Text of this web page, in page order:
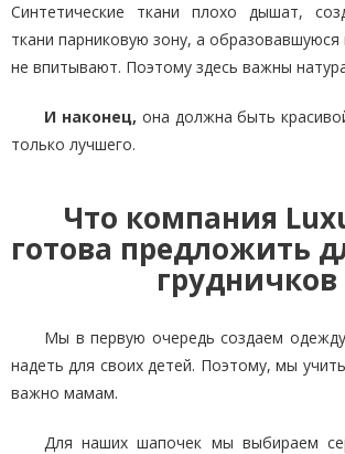
Синтетические ткани плохо дышат,
ткани парниковую зону, а образовавшуюся
не впитывают. Поэтому здесь важны
И наконец, она должна быть
только лучшего.
Что компания
готова предложить
грудничков
Мы в первую очередь создаем
надеть для своих детей. Поэтому, мы
важно мамам.
Для наших шапочек мы выбираем